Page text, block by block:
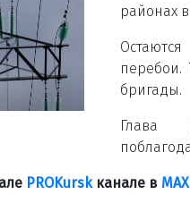
районах
перебои.
бригады.
Глава
PROKurskканале в МАХ